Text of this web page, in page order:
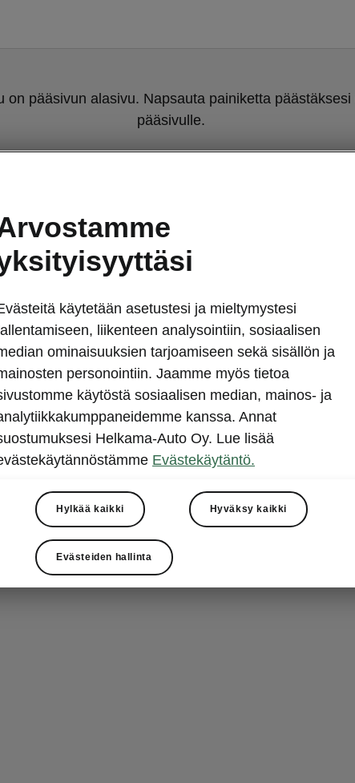
on pääsivun alasivu. Napsauta painiketta päästäksesi
pääsivulle.
Tyylikäs
muotoilu
Octavia
tunteisiin.
musta
etupuskuri ja
käytetään asetustesi ja mieltymystesi
liikenteen analysointiin, sosiaalisen
ominaisuuksien tarjoamiseen sekä sisällön ja
personointiin. Jaamme myös tietoa
käytöstä sosiaalisen median, mainos- ja
kanssa. Annat
Helkama-Auto Oy. Lue lisää
Evästekäytäntö.
Hylkää kaikki Hyväksy kaikki
Evästeiden hallinta